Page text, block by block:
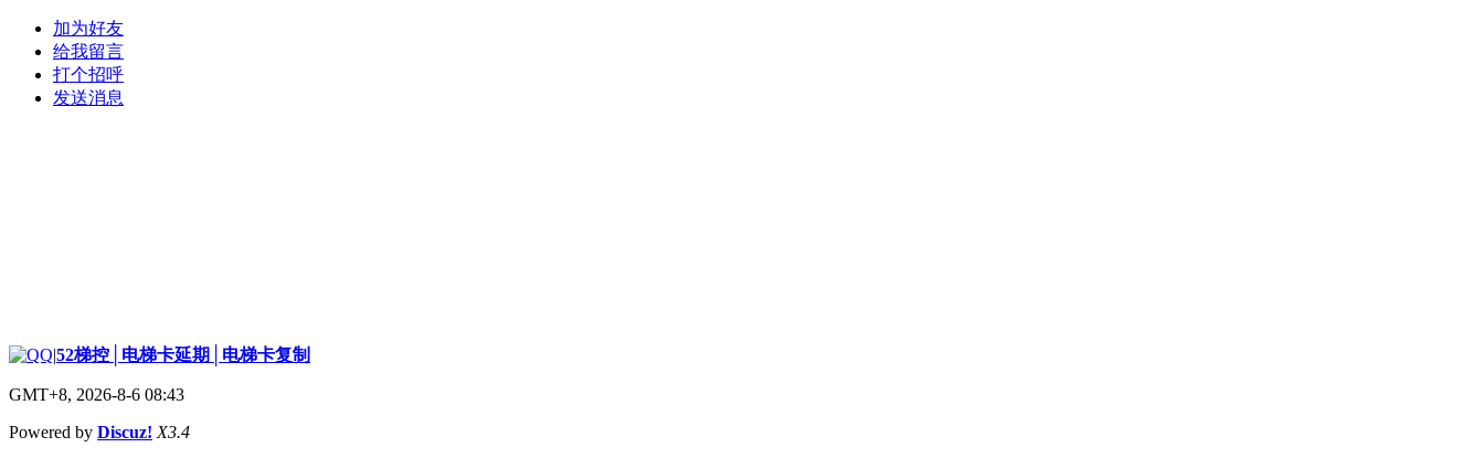
加为好友
给我留言
打个招呼
发送消息
|52梯控│电梯卡延期│电梯卡复制
GMT+8, 2026-8-6 08:43
Powered by Discuz! X3.4